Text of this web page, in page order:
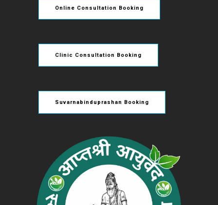
Online Consultation Booking
Clinic Consultation Booking
Suvarnabinduprashan Booking